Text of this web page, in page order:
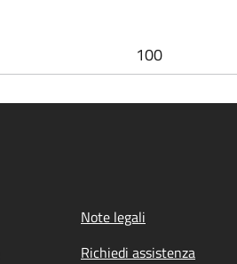
100
Note legali
Richiedi assistenza